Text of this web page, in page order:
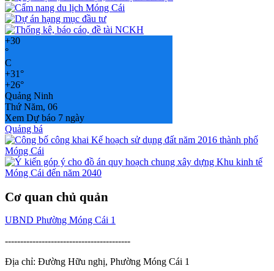
+30
°
C
+31°
+26°
Quảng Ninh
Thứ Năm, 06
Xem Dự báo 7 ngày
Quảng bá
Cơ quan chủ quản
UBND Phường Móng Cái 1
-----------------------------------------
Địa chỉ: Đường Hữu nghị, Phường Móng Cái 1